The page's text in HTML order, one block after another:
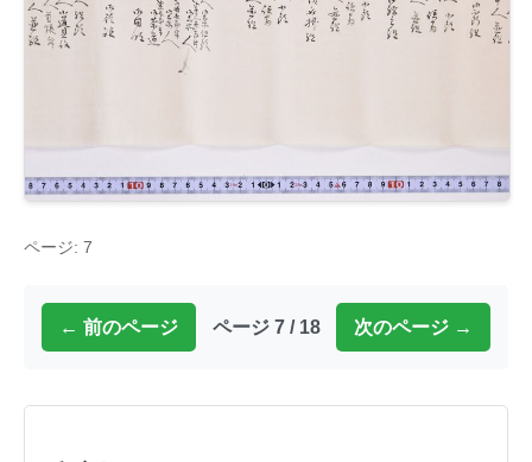
ページ: 7
← 前のページ ページ 7 / 18 次のページ →